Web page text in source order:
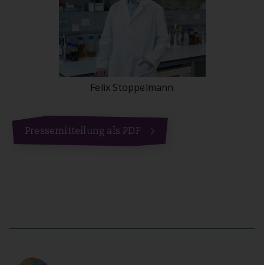
Felix Stöppelmann
Pressemitteilung als PDF